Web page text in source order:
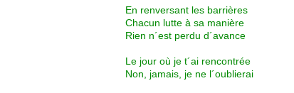
En renversant les barrières
Chacun lutte à sa manière
Rien n´est perdu d´avance
Le jour où je t´ai rencontrée
Non, jamais, je ne l´oublierai